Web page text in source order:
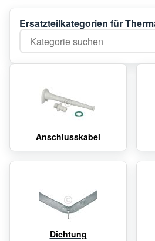
Ersatzteilkategorien für
Kategorie suchen
Anschlusskabel
Dichtung